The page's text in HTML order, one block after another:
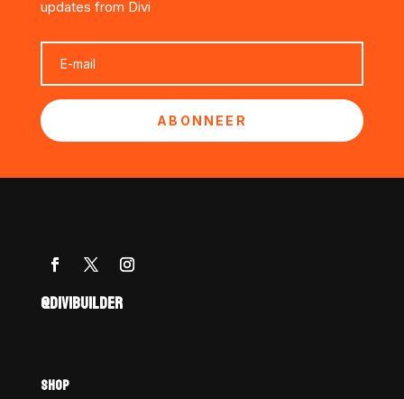
updates from Divi
ABONNEER
@DIVIBUILDER
SHOP